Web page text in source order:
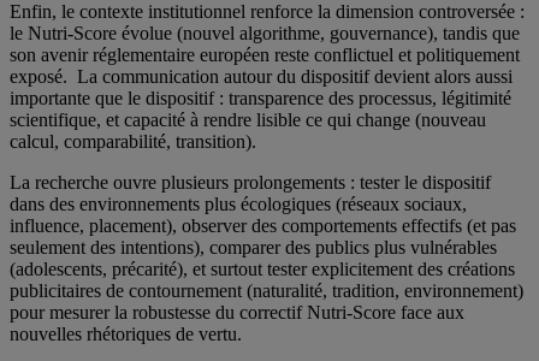
Enfin, le contexte institutionnel renforce la dimension controversée :
le Nutri-Score évolue (nouvel algorithme, gouvernance), tandis que
son avenir réglementaire européen reste conflictuel et politiquement
exposé. La communication autour du dispositif devient alors aussi
importante que le dispositif : transparence des processus, légitimité
scientifique, et capacité à rendre lisible ce qui change (nouveau
calcul, comparabilité, transition).
La recherche ouvre plusieurs prolongements : tester le dispositif
dans des environnements plus écologiques (réseaux sociaux,
influence, placement), observer des comportements effectifs (et pas
seulement des intentions), comparer des publics plus vulnérables
(adolescents, précarité), et surtout tester explicitement des créations
publicitaires de contournement (naturalité, tradition, environnement)
pour mesurer la robustesse du correctif Nutri-Score face aux
nouvelles rhétoriques de vertu.